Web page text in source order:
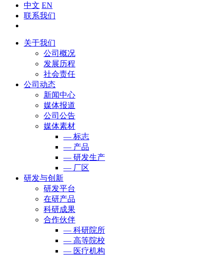
中文 EN
联系我们
关于我们
公司概况
发展历程
社会责任
公司动态
新闻中心
媒体报道
公司公告
媒体素材
— 标志
— 产品
— 研发生产
— 厂区
研发与创新
研发平台
在研产品
科研成果
合作伙伴
— 科研院所
— 高等院校
— 医疗机构